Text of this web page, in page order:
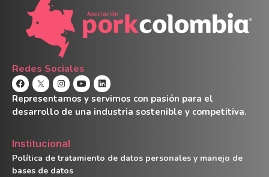
Redes Sociales
Representamos y servimos con pasión para el
desarrollo de una industria sostenible y competitiva.
Institucional
Política de tratamiento de datos personales y manejo de
bases de datos